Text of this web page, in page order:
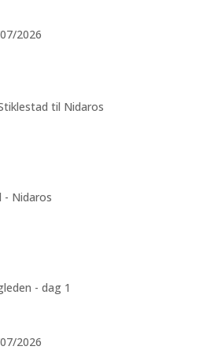
2026
til Nidaros
- Nidaros
- dag 1
2026